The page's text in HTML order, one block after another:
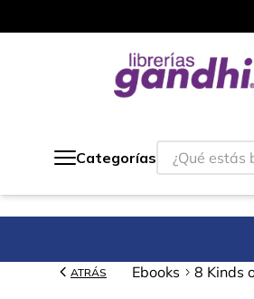
Categorías
¿Qué estás
ATRÁS Ebooks 8 Kinds